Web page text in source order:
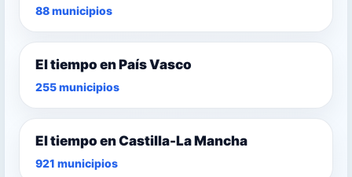
88 municipios
El tiempo en País Vasco
255 municipios
El tiempo en Castilla-La Mancha
921 municipios